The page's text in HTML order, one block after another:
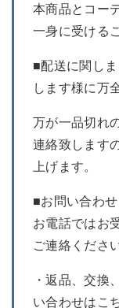
本商品とコー
一身に受ける
■配送に関し
します様に万
万が一品切れ
連絡致します
上げます。
■お問い合わ
お電話ではお
ご連絡ください
・返品、交換
い合わせはこ